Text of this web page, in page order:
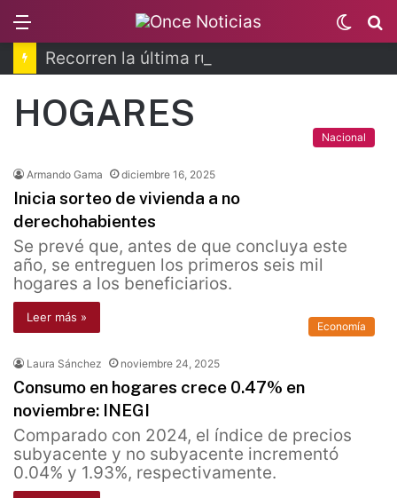
Switch
skin
HOGARES
Nacional
Armando Gama diciembre 16, 2025
Inicia sorteo de vivienda a no
derechohabientes
Se prevé que, antes de que concluya este
año, se entreguen los primeros seis mil
hogares a los beneficiarios.
Leer más »
Economía
Laura Sánchez noviembre 24, 2025
Consumo en hogares crece 0.47% en
noviembre: INEGI
Comparado con 2024, el índice de precios
subyacente y no subyacente incrementó
0.04% y 1.93%, respectivamente.